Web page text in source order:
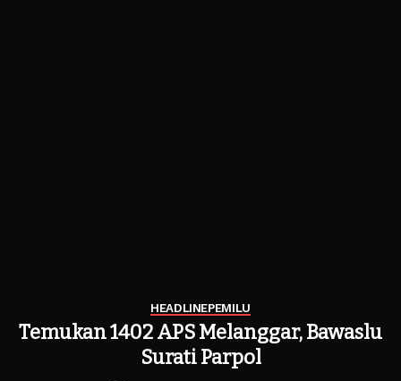
HEADLINEPEMILU
Temukan 1402 APS Melanggar, Bawaslu
Surati Parpol